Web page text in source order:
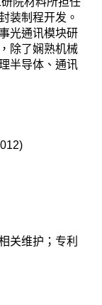
装制程开发。
光通讯模块研
除了娴熟机械
半导体、通讯
关维护；专利